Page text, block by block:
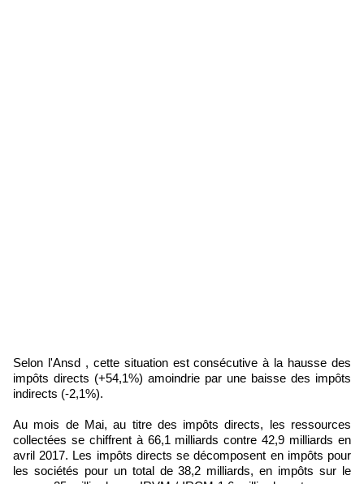
Selon l'Ansd , cette situation est consécutive à la hausse des
impôts directs (+54,1%) amoindrie par une baisse des impôts
indirects (-2,1%).
Au mois de Mai, au titre des impôts directs, les ressources
collectées se chiffrent à 66,1 milliards contre 42,9 milliards en
avril 2017. Les impôts directs se décomposent en impôts pour
les sociétés pour un total de 38,2 milliards, en impôts sur le